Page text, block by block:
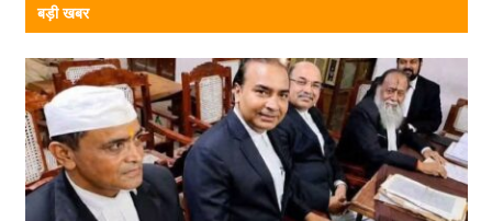
बड़ी खबर